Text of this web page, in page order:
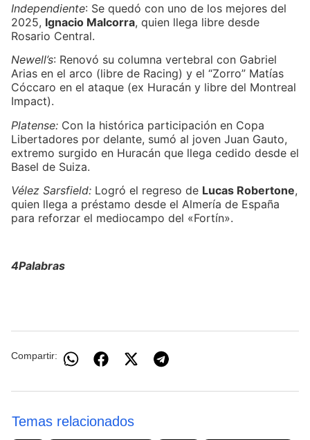
Independiente: Se quedó con uno de los mejores del
2025, Ignacio Malcorra, quien llega libre desde
Rosario Central.
Newell’s: Renovó su columna vertebral con Gabriel
Arias en el arco (libre de Racing) y el “Zorro” Matías
Cóccaro en el ataque (ex Huracán y libre del Montreal
Impact).
Platense: Con la histórica participación en Copa
Libertadores por delante, sumó al joven Juan Gauto,
extremo surgido en Huracán que llega cedido desde el
Basel de Suiza.
Vélez Sarsfield: Logró el regreso de Lucas Robertone,
quien llega a préstamo desde el Almería de España
para reforzar el mediocampo del «Fortín».
4Palabras
Compartir:
Temas relacionados